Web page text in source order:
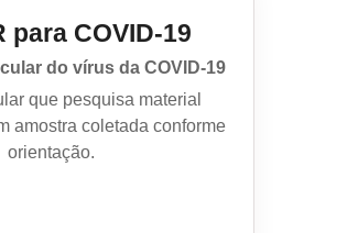
para COVID-19
do vírus da COVID-19
que pesquisa material
amostra coletada conforme
orientação.